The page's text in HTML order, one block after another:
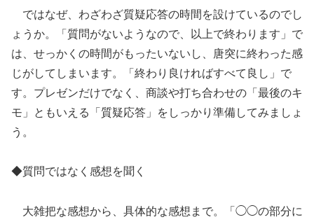
ではなぜ、わざわざ質疑応答の時間を設けているのでし
ょうか。「質問がないようなので、以上で終わります」で
は、せっかくの時間がもったいないし、唐突に終わった感
じがしてしまいます。「終わり良ければすべて良し」で
す。プレゼンだけでなく、商談や打ち合わせの「最後のキ
モ」ともいえる「質疑応答」をしっかり準備してみましょ
う。
◆質問ではなく感想を聞く
大雑把な感想から、具体的な感想まで。「◯◯の部分に